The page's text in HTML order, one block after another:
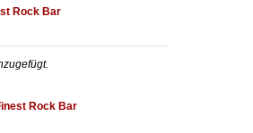
Rock Bar
Rock Bar